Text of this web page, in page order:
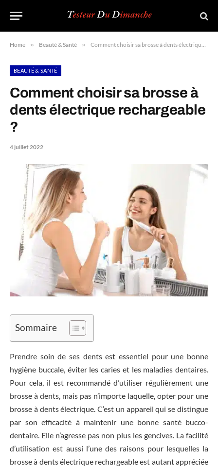
Home » Beauté & Santé » Comment choisir sa brosse à dents électrique rechargeable ?
BEAUTÉ & SANTÉ
Comment choisir sa brosse à
dents électrique rechargeable
?
4 juillet 2022
Sommaire
Prendre soin de ses dents est essentiel pour une bonne
hygiène buccale, éviter les caries et les maladies dentaires.
Pour cela, il est recommandé d’utiliser régulièrement une
brosse à dents, mais pas n’importe laquelle, opter pour une
brosse à dents électrique. C’est un appareil qui se distingue
par son efficacité à maintenir une bonne santé bucco-
dentaire. Elle n’agresse pas non plus les gencives. La facilité
d’utilisation est aussi l’une des raisons pour lesquelles la
brosse à dents électrique rechargeable est autant appréciée